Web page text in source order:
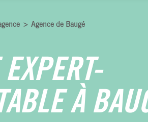
> Agence de Baugé
EXPERT-
À